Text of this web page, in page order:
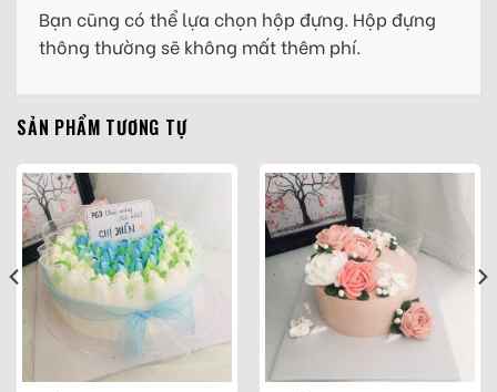
Bạn cũng có thể lựa chọn hộp đựng. Hộp đựng
thông thường sẽ không mất thêm phí.
SẢN PHẨM TƯƠNG TỰ